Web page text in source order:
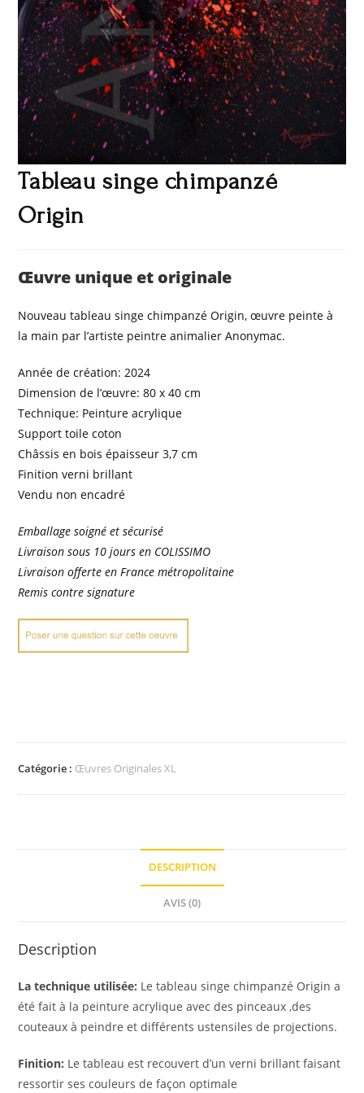
Tableau singe chimpanzé
Origin
Œuvre unique et originale
Nouveau tableau singe chimpanzé Origin, œuvre peinte à
la main par l’artiste peintre animalier Anonymac.
Année de création: 2024
Dimension de l’œuvre: 80 x 40 cm
Technique: Peinture acrylique
Support toile coton
Châssis en bois épaisseur 3,7 cm
Finition verni brillant
Vendu non encadré
Emballage soigné et sécurisé
Livraison sous 10 jours en COLISSIMO
Livraison offerte en France métropolitaine
Remis contre signature
Catégorie : Œuvres Originales XL
DESCRIPTION
AVIS (0)
Description
La technique utilisée: Le tableau singe chimpanzé Origin a
été fait à la peinture acrylique avec des pinceaux ,des
couteaux à peindre et différents ustensiles de projections.
Finition: Le tableau est recouvert d’un verni brillant faisant
ressortir ses couleurs de façon optimale